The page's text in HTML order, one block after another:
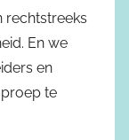
rechtstreeks
En we
en
te